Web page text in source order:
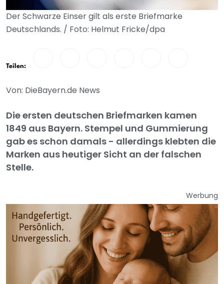
Der Schwarze Einser gilt als erste Briefmarke
Deutschlands. / Foto: Helmut Fricke/dpa
Teilen:
Von: DieBayern.de News
Die ersten deutschen Briefmarken kamen
1849 aus Bayern. Stempel und Gummierung
gab es schon damals - allerdings klebten die
Marken aus heutiger Sicht an der falschen
Stelle.
Werbung